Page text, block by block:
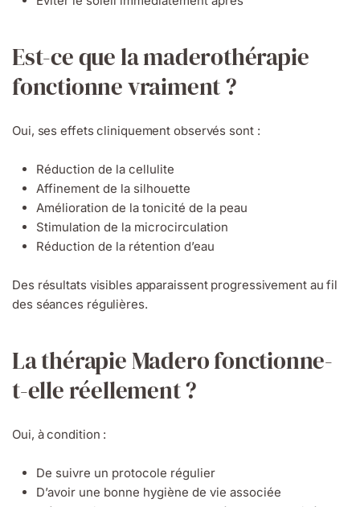
Est-ce que la maderothérapie
fonctionne vraiment ?
Oui, ses effets cliniquement observés sont :
Réduction de la cellulite
Affinement de la silhouette
Amélioration de la tonicité de la peau
Stimulation de la microcirculation
Réduction de la rétention d’eau
Des résultats visibles apparaissent progressivement au fil
des séances régulières.
La thérapie Madero fonctionne-
t-elle réellement ?
Oui, à condition :
De suivre un protocole régulier
D’avoir une bonne hygiène de vie associée